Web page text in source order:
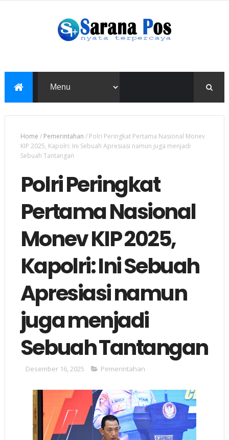
Home / Pemerintahan / Polri Peringkat Pertama Nasional Monev
KIP 2025, Kapolri: Ini Sebuah Apresiasi namun juga menjadi
Sebuah Tantangan
Polri Peringkat
Pertama Nasional
Monev KIP 2025,
Kapolri: Ini Sebuah
Apresiasi namun
juga menjadi
Sebuah Tantangan
Desember 16, 2025 Pemerintahan